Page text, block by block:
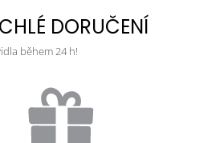
DORUČENÍ
během 24 h!